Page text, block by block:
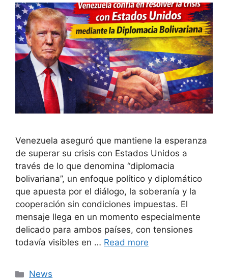
Venezuela aseguró que mantiene la esperanza
de superar su crisis con Estados Unidos a
través de lo que denomina “diplomacia
bolivariana”, un enfoque político y diplomático
que apuesta por el diálogo, la soberanía y la
cooperación sin condiciones impuestas. El
mensaje llega en un momento especialmente
delicado para ambos países, con tensiones
todavía visibles en … Read more
Categories
News